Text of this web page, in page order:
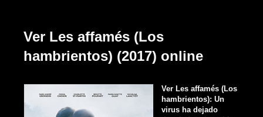
Ver Les affamés (Los
hambrientos) (2017) online
Ver Les affamés (Los
hambrientos): Un
virus ha dejado